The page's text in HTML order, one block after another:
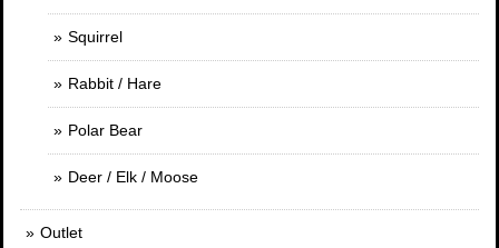
Squirrel
Rabbit / Hare
Polar Bear
Deer / Elk / Moose
Outlet